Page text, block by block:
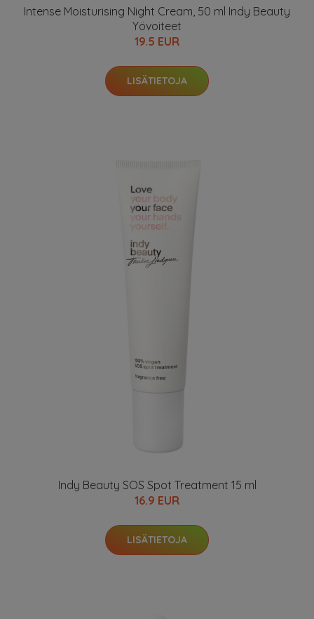
Intense Moisturising Night Cream, 50 ml Indy Beauty
Yövoiteet
19.5 EUR
LISÄTIETOJA
Indy Beauty SOS Spot Treatment 15 ml
16.9 EUR
LISÄTIETOJA